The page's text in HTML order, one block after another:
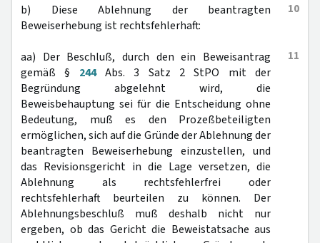
10
b) Diese Ablehnung der beantragten
Beweiserhebung ist rechtsfehlerhaft:
11
aa) Der Beschluß, durch den ein Beweisantrag
gemäß § 244Abs. 3 Satz 2 StPO mit der
Begründung abgelehnt wird, die
Beweisbehauptung sei für die Entscheidung ohne
Bedeutung, muß es den Prozeßbeteiligten
ermöglichen, sich auf die Gründe der Ablehnung der
beantragten Beweiserhebung einzustellen, und
das Revisionsgericht in die Lage versetzen, die
Ablehnung als rechtsfehlerfrei oder
rechtsfehlerhaft beurteilen zu können. Der
Ablehnungsbeschluß muß deshalb nicht nur
ergeben, ob das Gericht die Beweistatsache aus